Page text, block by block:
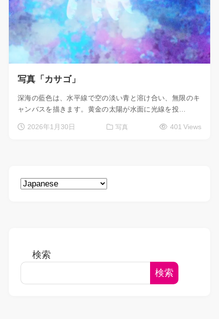
写真「カサゴ」
深海の藍色は、水平線で空の淡い青と溶け合い、無限のキ
ャンバスを描きます。黄金の太陽が水面に光線を投…
2026年1月30日 写真 401 Views
検索
検索